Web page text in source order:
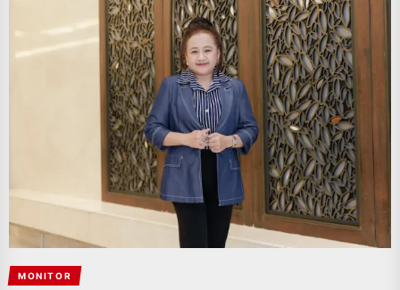
MONITOR